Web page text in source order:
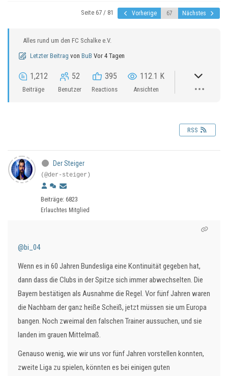
Seite 67 / 81 Vorherige Nächstes
Alles rund um den FC Schalke e.V.
Letzter Beitrag von BuB Vor 4 Tagen
1,212
Beiträge
52
Benutzer
395
Reactions
112.1 K
Ansichten
RSS
Der Steiger
(@der-steiger)
Beiträge: 6823
Erlauchtes Mitglied
@bi_04
Wenn es in 60 Jahren Bundesliga eine Kontinuität gegeben hat,
dann dass die Clubs in der Spitze sich immer abwechselten. Die
Bayern bestätigen als Ausnahme die Regel. Vor fünf Jahren waren
die Nachbarn der ganz heiße Scheiß, jetzt müssen sie um Europa
bangen. Noch zweimal den falschen Trainer aussuchen, und sie
landen im grauen Mittelmaß.
Genauso wenig, wie wir uns vor fünf Jahren vorstellen konnten,
zweite Liga zu spielen, könnten es bei einigen guten